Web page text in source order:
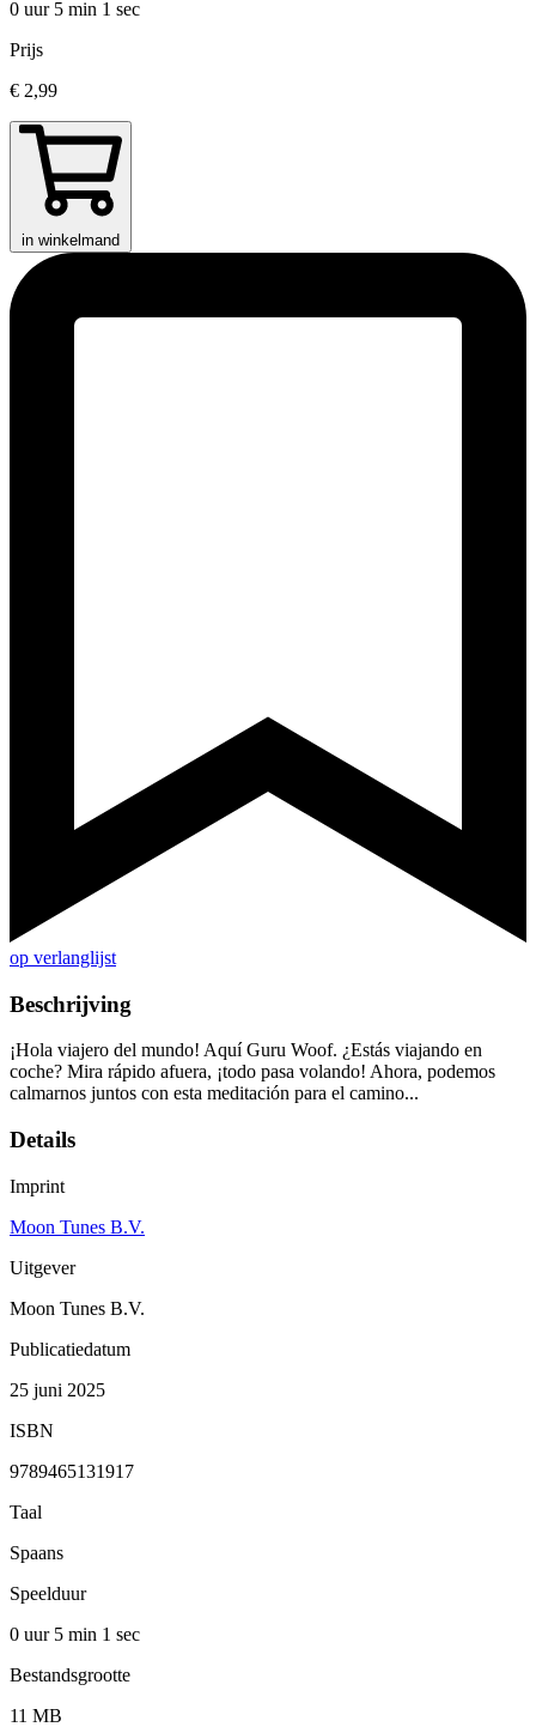
0 uur 5 min 1 sec
Prijs
€ 2,99
in winkelmand
op verlanglijst
Beschrijving
¡Hola viajero del mundo! Aquí Guru Woof. ¿Estás viajando en
coche? Mira rápido afuera, ¡todo pasa volando! Ahora, podemos
calmarnos juntos con esta meditación para el camino...
Details
Imprint
Moon Tunes B.V.
Uitgever
Moon Tunes B.V.
Publicatiedatum
25 juni 2025
ISBN
9789465131917
Taal
Spaans
Speelduur
0 uur 5 min 1 sec
Bestandsgrootte
11 MB